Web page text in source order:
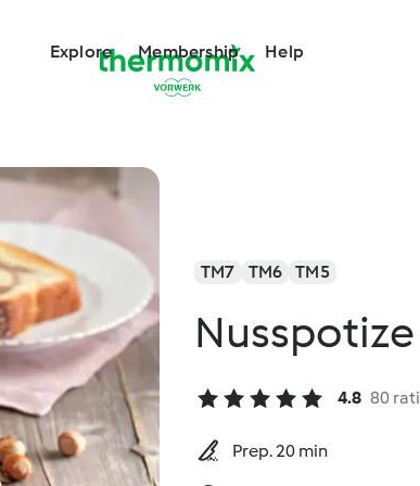
Explore Membership Help
TM7 TM6 TM5
Nusspotize
4.8 80
Prep. 20 min